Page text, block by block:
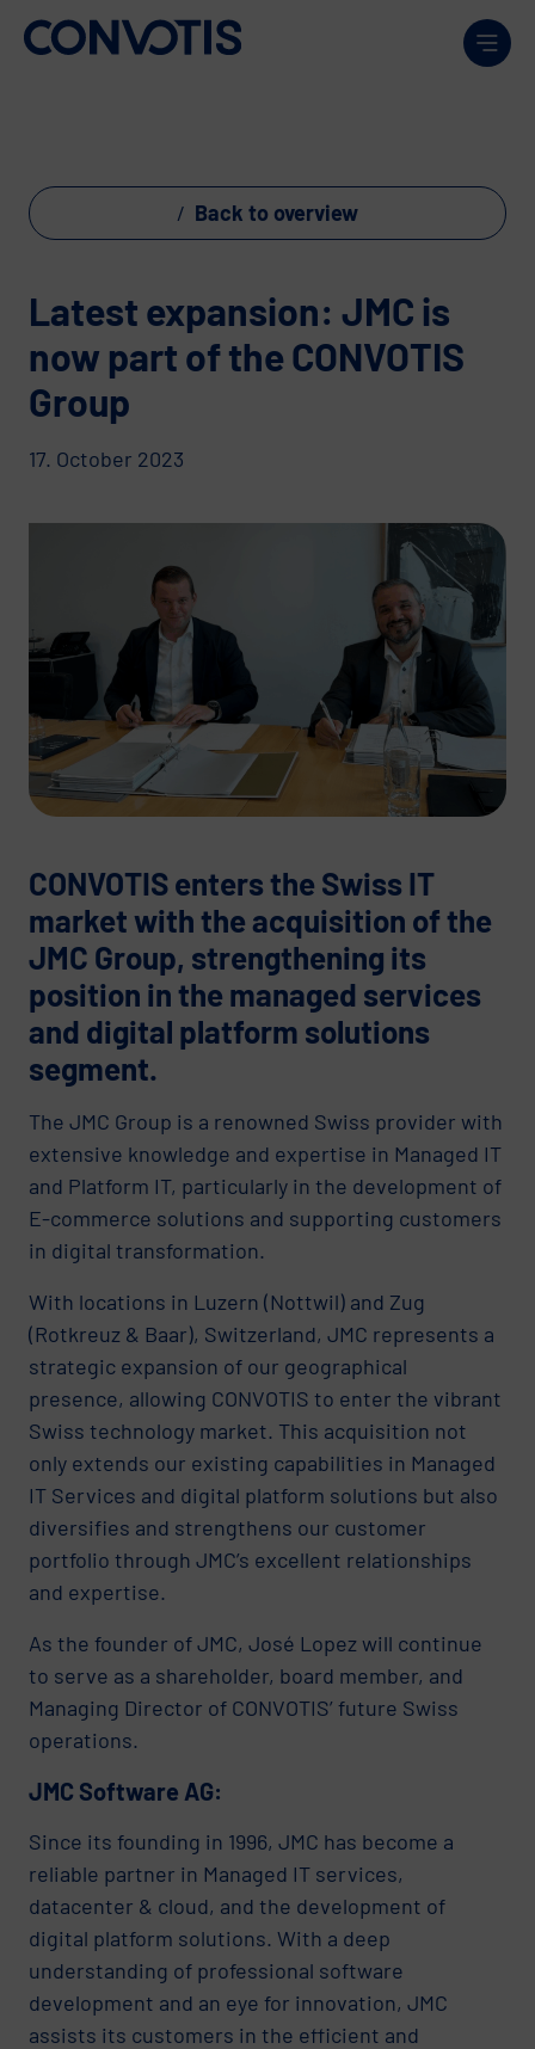
Skip to content
Back to overview
Latest expansion: JMC is
now part of the CONVOTIS
Group
17. October 2023
CONVOTIS enters the Swiss IT
market with the acquisition of the
JMC Group, strengthening its
position in the managed services
and digital platform solutions
segment.
The JMC Group is a renowned Swiss provider with
extensive knowledge and expertise in Managed IT
and Platform IT, particularly in the development of
E-commerce solutions and supporting customers
in digital transformation.
With locations in Luzern (Nottwil) and Zug
(Rotkreuz & Baar), Switzerland, JMC represents a
strategic expansion of our geographical
presence, allowing CONVOTIS to enter the vibrant
Swiss technology market. This acquisition not
only extends our existing capabilities in Managed
IT Services and digital platform solutions but also
diversifies and strengthens our customer
portfolio through JMC’s excellent relationships
and expertise.
As the founder of JMC, José Lopez will continue
to serve as a shareholder, board member, and
Managing Director of CONVOTIS’ future Swiss
operations.
JMC Software AG:
Since its founding in 1996, JMC has become a
reliable partner in Managed IT services,
datacenter & cloud, and the development of
digital platform solutions. With a deep
understanding of professional software
development and an eye for innovation, JMC
assists its customers in the efficient and